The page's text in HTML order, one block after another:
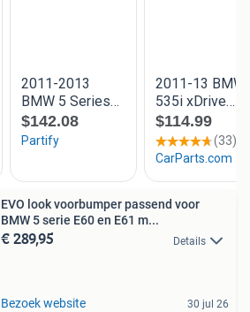
EVO look voorbumper passend voor
BMW 5 serie E60 en E61 m...
€ 289,95 Details
Bezoek website 30 jul 26